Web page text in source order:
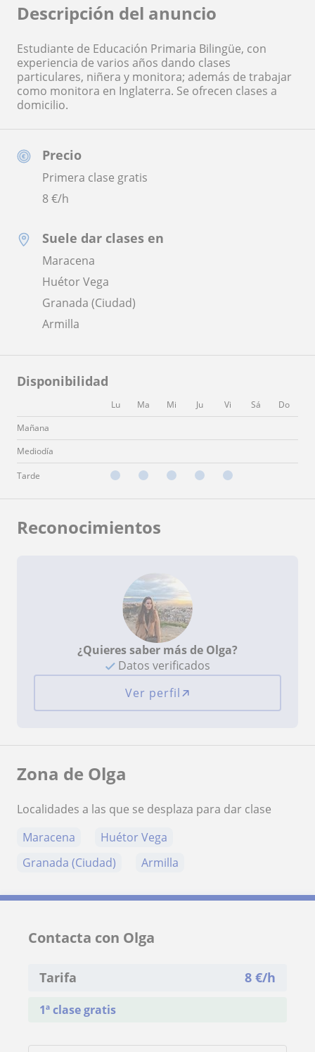
Precio
Primera clase gratis
8€/h
Suele dar clases en
Maracena
Huétor Vega
Granada (Ciudad)
Armilla
Disponibilidad
Lu Ma Mi Ju Vi Sá
Do
Mañana
Mediodía
Tarde
Descripción del anuncio
Estudiante de Educación Primaria Bilingüe, con
experiencia de varios años dando clases
particulares, niñera y monitora; además de trabajar
como monitora en Inglaterra. Se ofrecen clases a
domicilio.
Reconocimientos
¿Quieres saber más de Olga?
Datos verificados
Ver perfil
Zona de Olga
Localidades a las que se desplaza para dar clase
Maracena
Huétor Vega
Granada (Ciudad)
Armilla
Contacta con Olga
Tarifa 8 €/h
1ª clase gratis